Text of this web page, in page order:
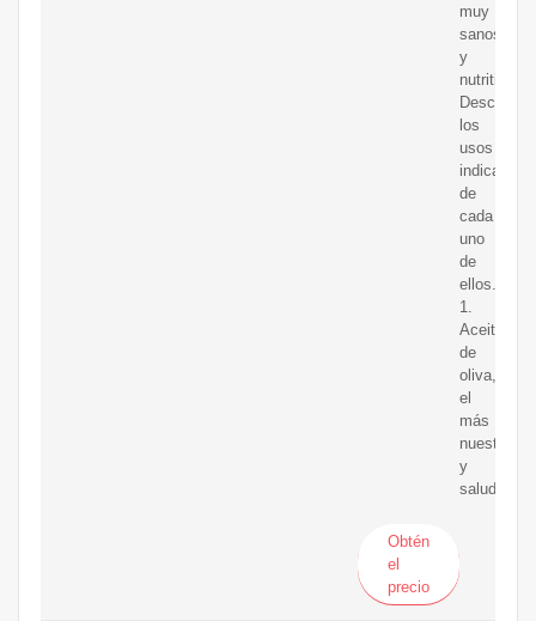
muy
sanos
y
nutritivos.
Descubre
los
usos
indicados
de
cada
uno
de
ellos.
1.
Aceite
de
oliva,
el
más
nuestro
y
saludable
Obtén
el
precio